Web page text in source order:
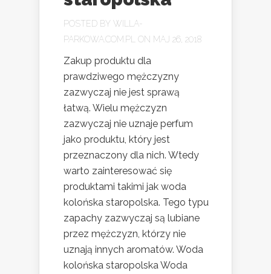
POSTED BY WILLA-
PARKOWA.COM.PL
ON MAJ 26, 2018
Zakup produktu dla
prawdziwego mężczyzny
zazwyczaj nie jest sprawą
łatwą. Wielu mężczyzn
zazwyczaj nie uznaje perfum
jako produktu, który jest
przeznaczony dla nich. Wtedy
warto zainteresować się
produktami takimi jak woda
kolońska staropolska. Tego typu
zapachy zazwyczaj są lubiane
przez mężczyzn, którzy nie
uznają innych aromatów. Woda
kolońska staropolska Woda